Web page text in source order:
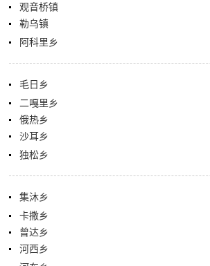
观音桥镇
勒乌镇
阿科里乡
毛日乡
二嘎里乡
俄热乡
沙耳乡
独松乡
集沐乡
卡撒乡
曾达乡
河西乡